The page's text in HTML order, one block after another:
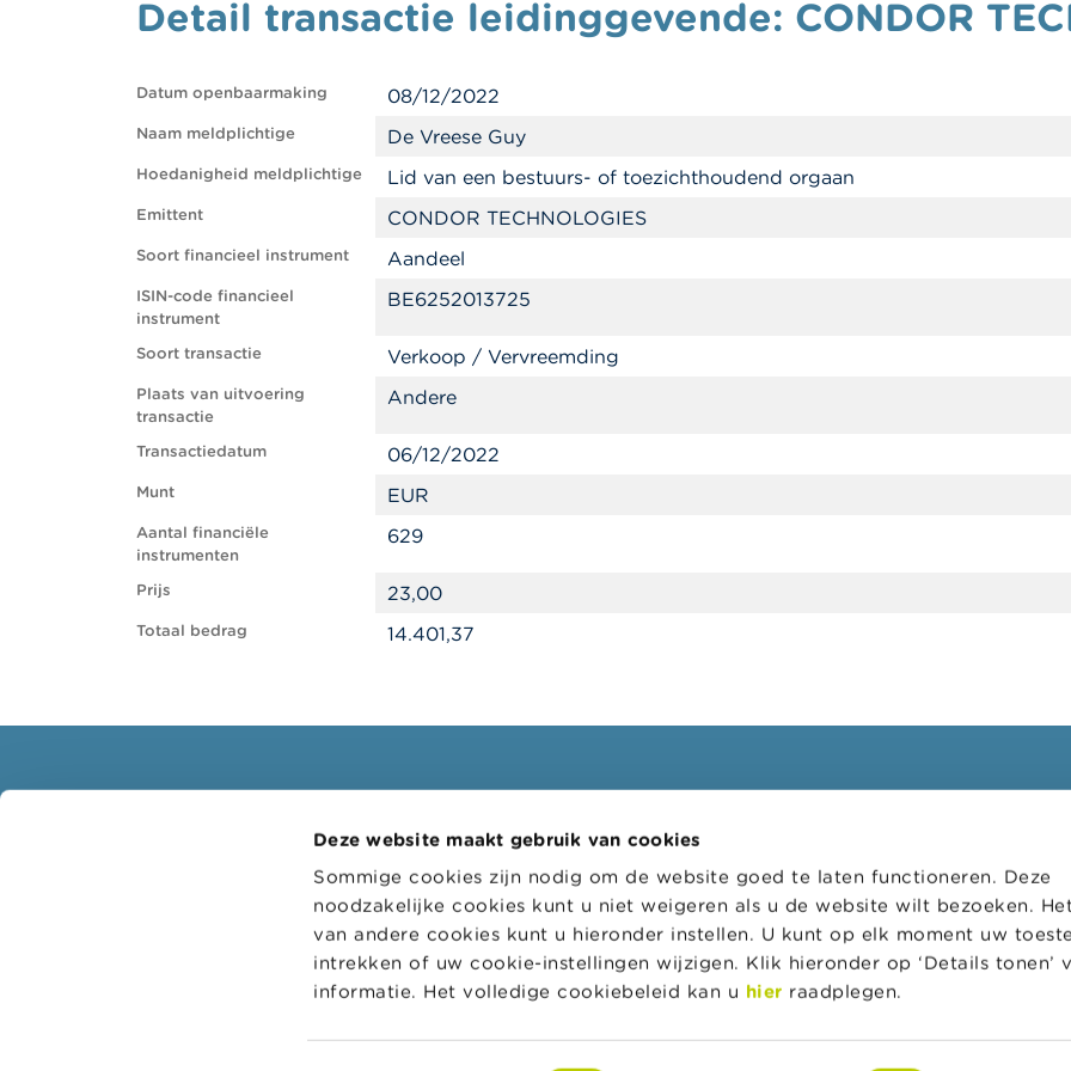
Deze website maakt gebruik van cookies
Sommige cookies zijn nodig om de website goed te laten functioneren. Deze
noodzakelijke cookies kunt u niet weigeren als u de website wilt bezoeken.
van andere cookies kunt u hieronder instellen. U kunt op elk moment uw
intrekken of uw cookie-instellingen wijzigen. Klik hieronder op ‘Details tonen’
informatie. Het volledige cookiebeleid kan u hier raadplegen.
Detail transactie leidinggevende: CONDOR
Datum openbaarmaking 08/12/2022
Naam meldplichtige De Vreese Guy
Hoedanigheid meldplichtige Lid van een bestuurs- of toezichthoudend orgaan
Emittent CONDOR TECHNOLOGIES
Soort financieel instrument Aandeel
ISIN-code financieel
instrument
BE6252013725
Soort transactie Verkoop / Vervreemding
Plaats van uitvoering
transactie
Andere
Transactiedatum 06/12/2022
Munt EUR
Aantal financiële
instrumenten
629
Prijs 23,00
Totaal bedrag 14.401,37
Waarschuwingen & sancties
Voor uw vragen over geld: Wikifin
Doelgroepen
Thema's
Digitaal loket
Administratieve sancties
College van toezicht op de
Nieuws & Waarschuwingen
Links
Contact
Bestelformulier